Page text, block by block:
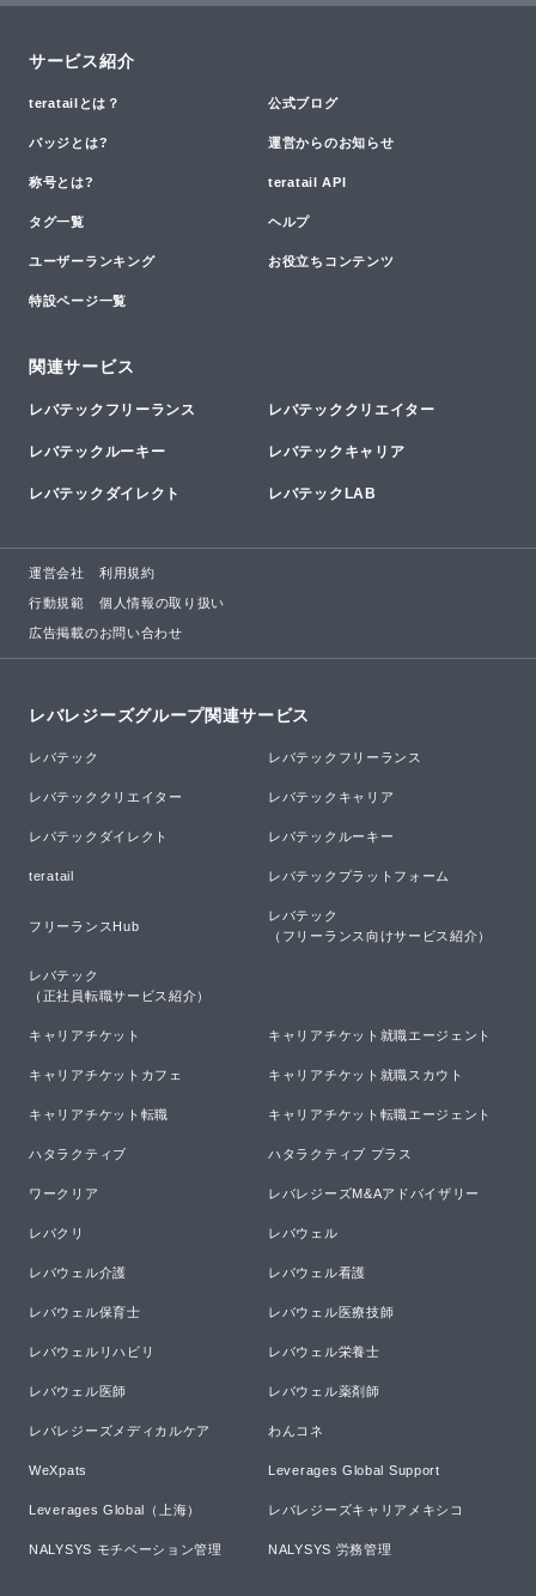
サービス紹介
teratailとは？ 公式ブログ
バッジとは? 運営からのお知らせ
称号とは? teratail API
タグ一覧 ヘルプ
ユーザーランキング お役立ちコンテンツ
特設ページ一覧
関連サービス
レバテックフリーランス レバテッククリエイター
レバテックルーキー レバテックキャリア
レバテックダイレクト レバテックLAB
運営会社 利用規約
行動規範 個人情報の取り扱い
広告掲載のお問い合わせ
レバレジーズグループ関連サービス
レバテック レバテックフリーランス
レバテッククリエイター レバテックキャリア
レバテックダイレクト レバテックルーキー
teratail レバテックプラットフォーム
フリーランスHub
レバテック
（フリーランス向けサービス紹介）
レバテック
（正社員転職サービス紹介）
キャリアチケット キャリアチケット就職エージェント
キャリアチケットカフェ キャリアチケット就職スカウト
キャリアチケット転職 キャリアチケット転職エージェント
ハタラクティブ ハタラクティブ プラス
ワークリア レバレジーズM&Aアドバイザリー
レバクリ レバウェル
レバウェル介護 レバウェル看護
レバウェル保育士 レバウェル医療技師
レバウェルリハビリ レバウェル栄養士
レバウェル医師 レバウェル薬剤師
レバレジーズメディカルケア わんコネ
WeXpats Leverages Global Support
Leverages Global（上海） レバレジーズキャリアメキシコ
NALYSYS モチベーション管理 NALYSYS 労務管理